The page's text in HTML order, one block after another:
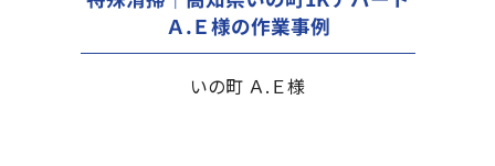
Ａ.Ｅ様の作業事例
いの町 Ａ.Ｅ様